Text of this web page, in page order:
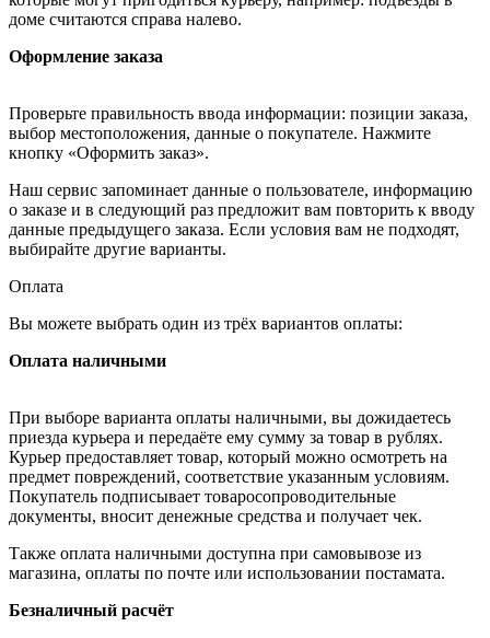
доме считаются справа налево.
Оформление заказа
Проверьте правильность ввода информации: позиции заказа,
выбор местоположения, данные о покупателе. Нажмите
кнопку «Оформить заказ».
Наш сервис запоминает данные о пользователе, информацию
о заказе и в следующий раз предложит вам повторить к вводу
данные предыдущего заказа. Если условия вам не подходят,
выбирайте другие варианты.
Оплата
Вы можете выбрать один из трёх вариантов оплаты:
Оплата наличными
При выборе варианта оплаты наличными, вы дожидаетесь
приезда курьера и передаёте ему сумму за товар в рублях.
Курьер предоставляет товар, который можно осмотреть на
предмет повреждений, соответствие указанным условиям.
Покупатель подписывает товаросопроводительные
документы, вносит денежные средства и получает чек.
Также оплата наличными доступна при самовывозе из
магазина, оплаты по почте или использовании постамата.
Безналичный расчёт